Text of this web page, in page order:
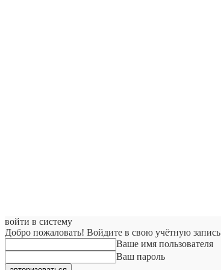
войти в систему
Добро пожаловать! Войдите в свою учётную запись
Ваше имя пользователя
Ваш пароль